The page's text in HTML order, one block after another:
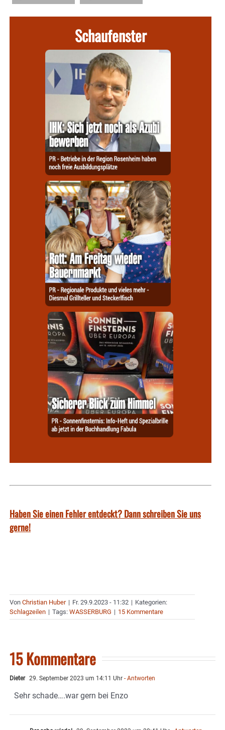
Schaufenster
Haben Sie einen Fehler entdeckt? Dann schreiben Sie uns
gerne!
Von Christian Huber | Fr. 29.9.2023 - 11:32 | Kategorien:
Schlagzeilen | Tags: WASSERBURG | 15 Kommentare
15 Kommentare
Dieter 29. September 2023 um 14:11 Uhr - Antworten
Sehr schade….war gern bei Enzo